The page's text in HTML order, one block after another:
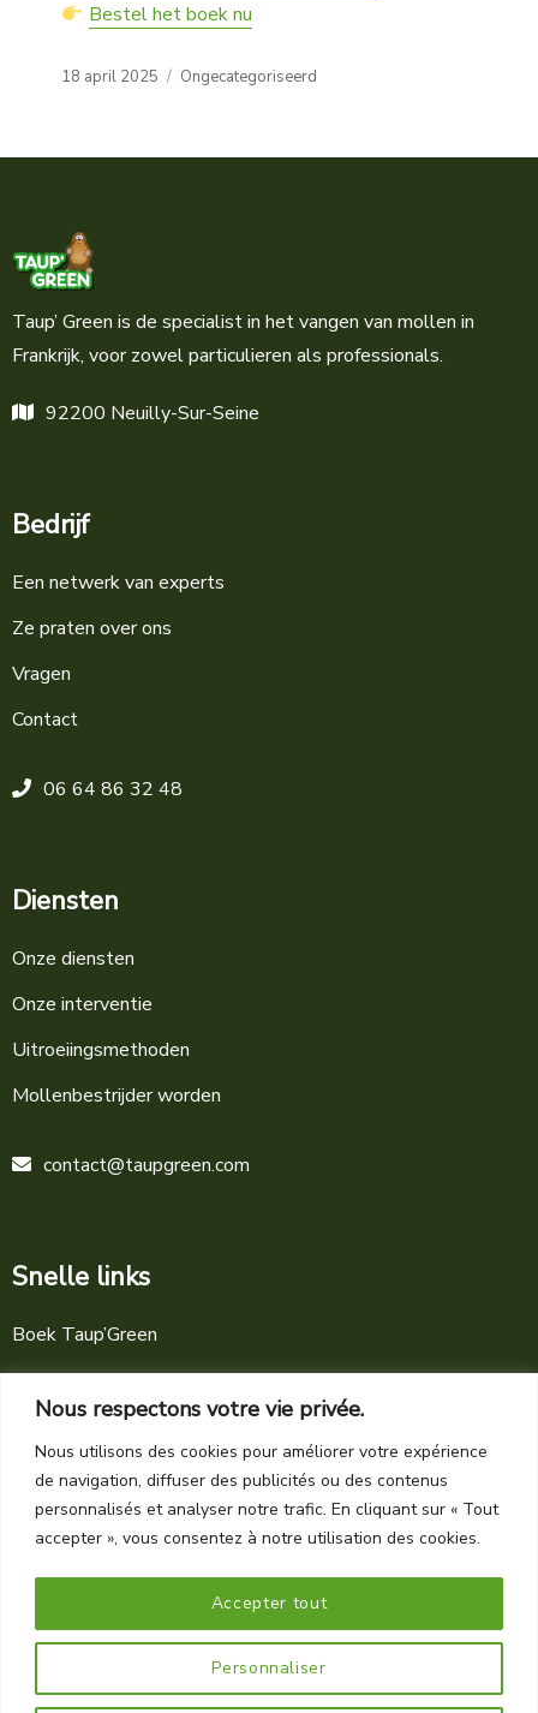
Nous respectons votre vie privée.
Nous utilisons des cookies pour améliorer votre expérience
de navigation, diffuser des publicités ou des contenus
personnalisés et analyser notre trafic. En cliquant sur « Tout
accepter », vous consentez à notre utilisation des cookies.
Personnaliser
Accepter tout
Bestel het boek nu
Posted
18 april 2025 Categories
Ongecategoriseerd
Taup’ Green is de specialist in het vangen van mollen in
Frankrijk, voor zowel particulieren als professionals.
92200 Neuilly-Sur-Seine
Bedrijf
Een netwerk van experts
Ze praten over ons
Vragen
Contact
06 64 86 32 48
Diensten
Onze diensten
Onze interventie
Uitroeiingsmethoden
Mollenbestrijder worden
contact@taupgreen.com
Snelle links
Boek Taup’Green
Nieuws
Wettelijke vermeldingen
Algemene voorwaarden